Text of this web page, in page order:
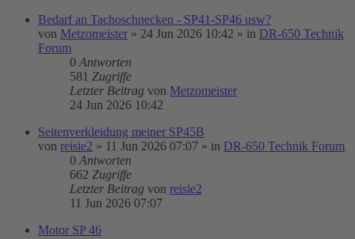
Bedarf an Tachoschnecken - SP41-SP46 usw?
von Metzomeister » 24 Jun 2026 10:42 » in DR-650 Technik
Forum
0 Antworten
581 Zugriffe
Letzter Beitrag von Metzomeister
24 Jun 2026 10:42
Seitenverkleidung meiner SP45B
von reisie2 » 11 Jun 2026 07:07 » in DR-650 Technik Forum
0 Antworten
662 Zugriffe
Letzter Beitrag von reisie2
11 Jun 2026 07:07
Motor SP 46